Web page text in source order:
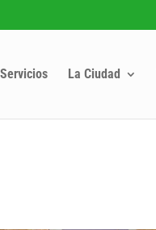
La Ciudad